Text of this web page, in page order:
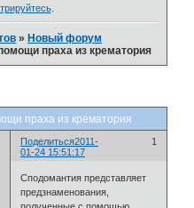
.
»Новый форум
праха из крематория
праха из крематория
Поделиться 1
2011-
01-24 15:51:17
Сподомантия представляет
предзнаменования,